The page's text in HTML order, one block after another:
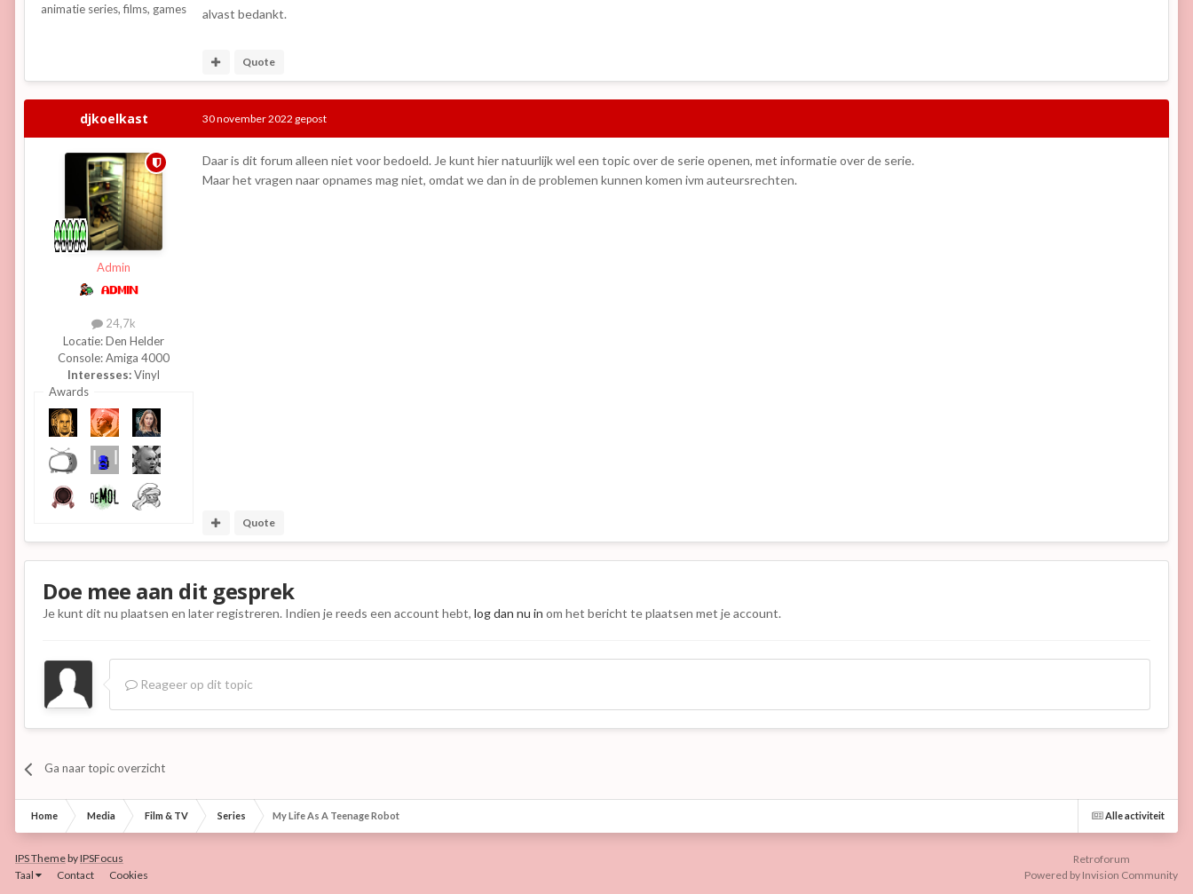
animatie series, films, games
alvast bedankt.
Quote
djkoelkast
Admin
24,7k
Locatie:Den Helder
Console:Amiga 4000
Interesses:Vinyl
Awards
30 november 2022 gepost
Daar is dit forum alleen niet voor bedoeld. Je kunt hier natuurlijk wel een topic over de serie openen, met informatie over de serie.
Maar het vragen naar opnames mag niet, omdat we dan in de problemen kunnen komen ivm auteursrechten.
Quote
Doe mee aan dit gesprek
Je kunt dit nu plaatsen en later registreren. Indien je reeds een account hebt, log dan nu in om het bericht te plaatsen met je account.
Reageer op dit topic
Ga naar topic overzicht
Alle activiteit
Home Media Film & TV Series My Life As A Teenage Robot
IPS ThemebyIPSFocus
Taal
Contact Cookies
Retroforum
Powered by Invision Community